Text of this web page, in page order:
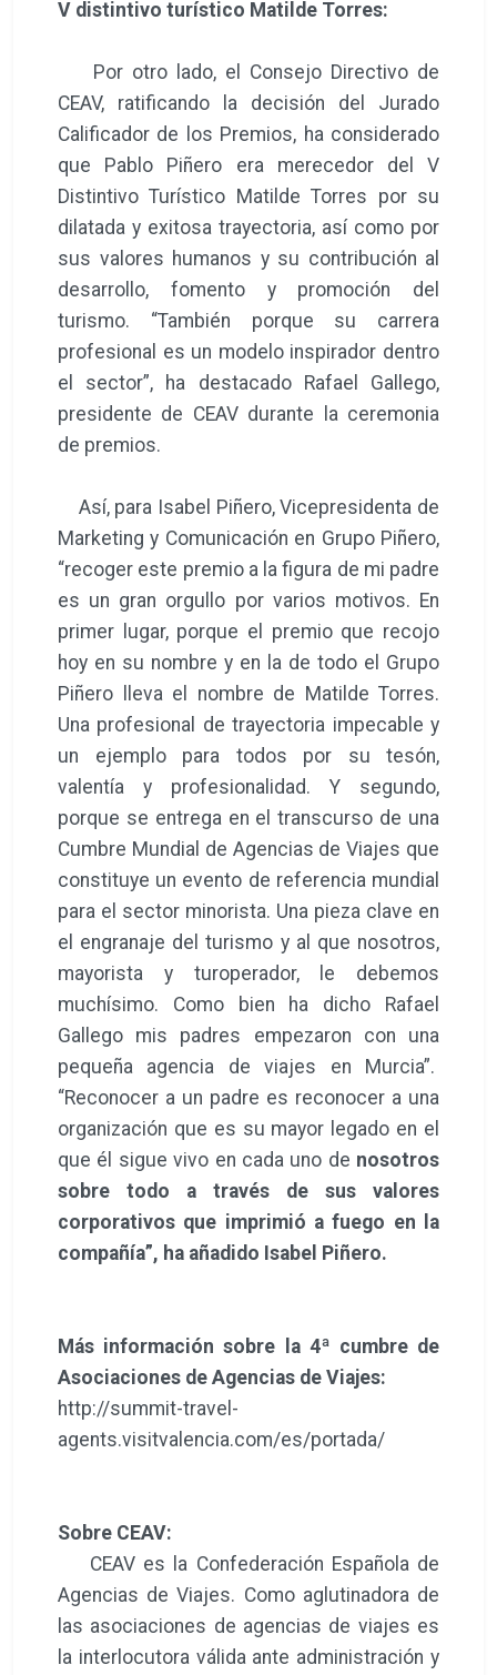
V distintivo turístico Matilde Torres:
Por otro lado, el Consejo Directivo de
CEAV, ratificando la decisión del Jurado
Calificador de los Premios, ha considerado
que Pablo Piñero era merecedor del V
Distintivo Turístico Matilde Torres por su
dilatada y exitosa trayectoria, así como por
sus valores humanos y su contribución al
desarrollo, fomento y promoción del
turismo. “También porque su carrera
profesional es un modelo inspirador dentro
el sector”, ha destacado Rafael Gallego,
presidente de CEAV durante la ceremonia
de premios.
Así, para Isabel Piñero, Vicepresidenta de
Marketing y Comunicación en Grupo Piñero,
“recoger este premio a la figura de mi padre
es un gran orgullo por varios motivos. En
primer lugar, porque el premio que recojo
hoy en su nombre y en la de todo el Grupo
Piñero lleva el nombre de Matilde Torres.
Una profesional de trayectoria impecable y
un ejemplo para todos por su tesón,
valentía y profesionalidad. Y segundo,
porque se entrega en el transcurso de una
Cumbre Mundial de Agencias de Viajes que
constituye un evento de referencia mundial
para el sector minorista. Una pieza clave en
el engranaje del turismo y al que nosotros,
mayorista y turoperador, le debemos
muchísimo. Como bien ha dicho Rafael
Gallego mis padres empezaron con una
pequeña agencia de viajes en Murcia”.
“Reconocer a un padre es reconocer a una
organización que es su mayor legado en el
que él sigue vivo en cada uno de nosotros
sobre todo a través de sus valores
corporativos que imprimió a fuego en la
compañía”, ha añadido Isabel Piñero.
Más información sobre la 4ª cumbre de
Asociaciones de Agencias de Viajes:
http://summit-travel-
agents.visitvalencia.com/es/portada/
Sobre CEAV:
CEAV es la Confederación Española de
Agencias de Viajes. Como aglutinadora de
las asociaciones de agencias de viajes es
la interlocutora válida ante administración y